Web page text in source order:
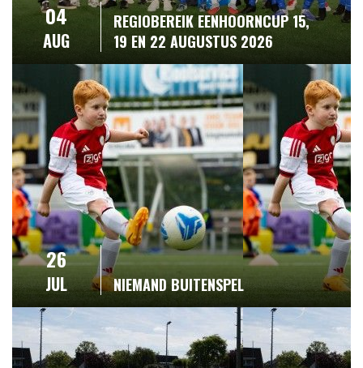
04
AUG
REGIOBEREIK EENHOORNCUP 15,
19 EN 22 AUGUSTUS 2026
26
JUL NIEMAND BUITENSPEL